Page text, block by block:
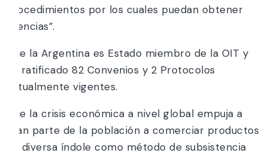
procedimientos por los cuales puedan obtener
licencias”.
Que la Argentina es Estado miembro de la OIT y
ha ratificado 82 Convenios y 2 Protocolos
actualmente vigentes.
Que la crisis económica a nivel global empuja a
gran parte de la población a comerciar productos
de diversa índole como método de subsistencia